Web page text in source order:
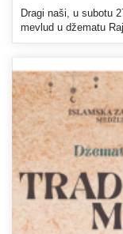
Dragi naši, u subotu
mevlud u džematu